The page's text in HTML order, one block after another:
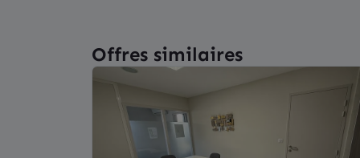
Offres similaires